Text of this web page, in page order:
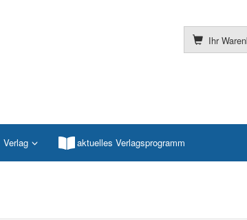
Ihr
Verlag aktuelles Verlagsprogramm